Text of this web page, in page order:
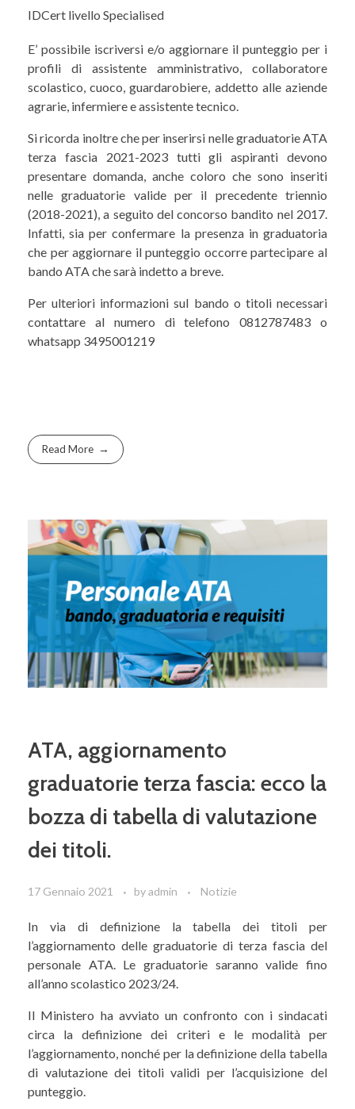
IDCert livello Specialised
E’ possibile iscriversi e/o aggiornare il punteggio per i
profili di assistente amministrativo, collaboratore
scolastico, cuoco, guardarobiere, addetto alle aziende
agrarie, infermiere e assistente tecnico.
Si ricorda inoltre che per inserirsi nelle graduatorie ATA
terza fascia 2021-2023 tutti gli aspiranti devono
presentare domanda, anche coloro che sono inseriti
nelle graduatorie valide per il precedente triennio
(2018-2021), a seguito del concorso bandito nel 2017.
Infatti, sia per confermare la presenza in graduatoria
che per aggiornare il punteggio occorre partecipare al
bando ATA che sarà indetto a breve.
Per ulteriori informazioni sul bando o titoli necessari
contattare al numero di telefono 0812787483 o
whatsapp 3495001219
Read More
ATA, aggiornamento
graduatorie terza fascia: ecco la
bozza di tabella di valutazione
dei titoli.
17 Gennaio 2021 byadmin Notizie
In via di definizione la tabella dei titoli per
l’aggiornamento delle graduatorie di terza fascia del
personale ATA. Le graduatorie saranno valide fino
all’anno scolastico 2023/24.
Il Ministero ha avviato un confronto con i sindacati
circa la definizione dei criteri e le modalità per
l’aggiornamento, nonché per la definizione della tabella
di valutazione dei titoli validi per l’acquisizione del
punteggio.